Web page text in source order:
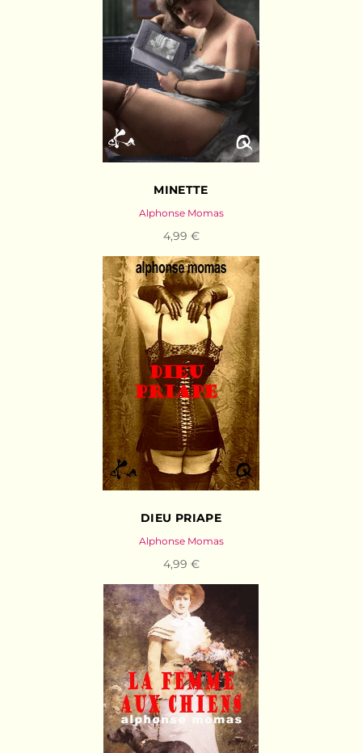
MINETTE
Alphonse Momas
4,99 €
DIEU PRIAPE
Alphonse Momas
4,99 €